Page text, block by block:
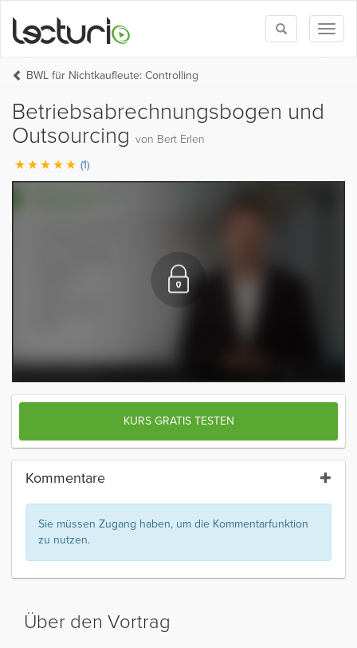
Toggle
search
BWL für Nichtkaufleute: Controlling
Betriebsabrechnungsbogen und
Outsourcing von Bert Erlen
(1)
KURS GRATIS TESTEN
Kommentare
Sie müssen Zugang haben, um die Kommentarfunktion
zu nutzen.
Über den Vortrag